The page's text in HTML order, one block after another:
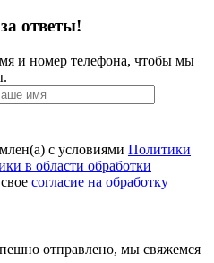
ответы!
и номер телефона, чтобы мы
с условиями Политики
в области обработки
согласие на обработку
отправлено, мы свяжемся